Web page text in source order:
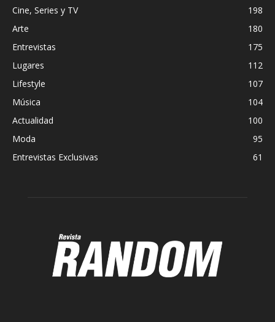
Cine, Series y TV
198
Arte
180
Entrevistas
175
Lugares
112
Lifestyle
107
Música
104
Actualidad
100
Moda
95
Entrevistas Exclusivas
61